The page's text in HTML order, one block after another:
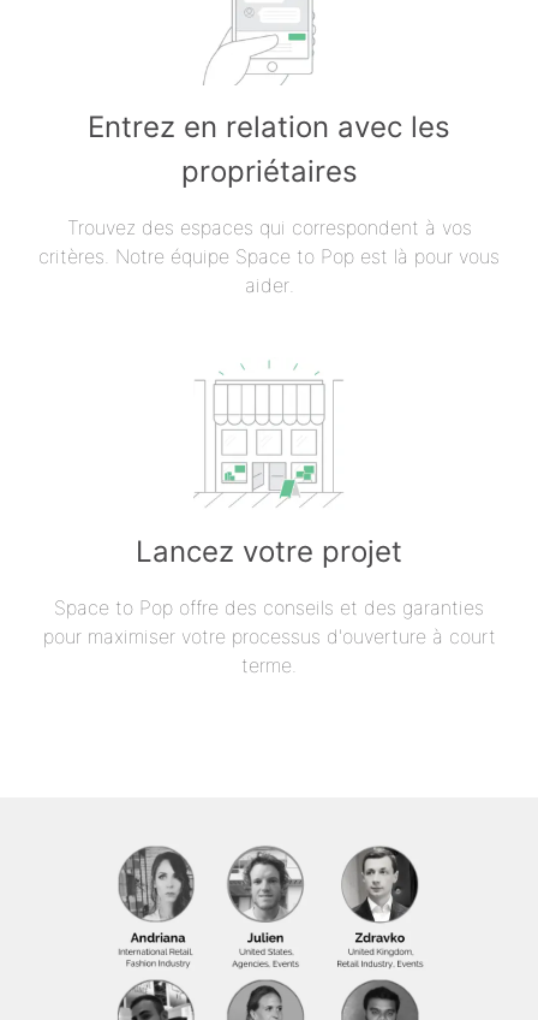
Entrez en relation avec les
propriétaires
Trouvez des espaces qui correspondent à vos
critères. Notre équipe Space to Pop est là pour vous
aider.
Lancez votre projet
Space to Pop offre des conseils et des garanties
pour maximiser votre processus d'ouverture à court
terme.